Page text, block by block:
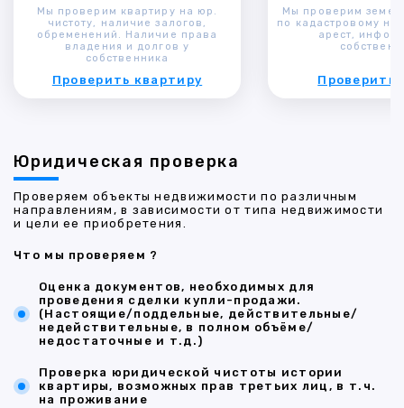
Мы проверим квартиру на юр.
чистоту, наличие залогов,
обременений. Наличие права
владения и долгов у
собственника
Проверить квартиру
Мы проверим
по кадастровому
арест,
Проверить
Юридическая проверка
Проверяем объекты недвижимости по различным
направлениям, в зависимости от типа недвижимости
и цели ее приобретения.
Что мы проверяем ?
Оценка документов, необходимых для
проведения сделки купли-продажи.
(Настоящие/поддельные, действительные/
недействительные, в полном объёме/
недостаточные и т.д.)
Проверка юридической чистоты истории
квартиры, возможных прав третьих лиц, в т.ч.
на проживание